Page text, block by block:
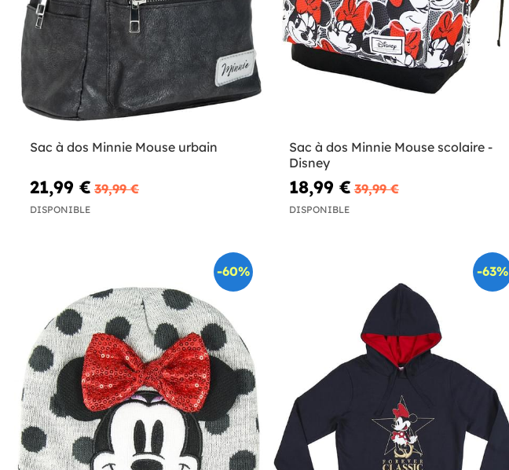
Sac à dos Minnie Mouse urbain
21,99 € 39,99 €
DISPONIBLE
Sac à dos Minnie Mouse scolaire -
Disney
18,99 € 39,99 €
DISPONIBLE
-60% -63%